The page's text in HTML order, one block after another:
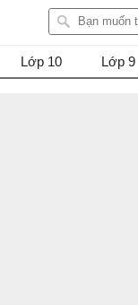
Lớp 10 Lớp 9